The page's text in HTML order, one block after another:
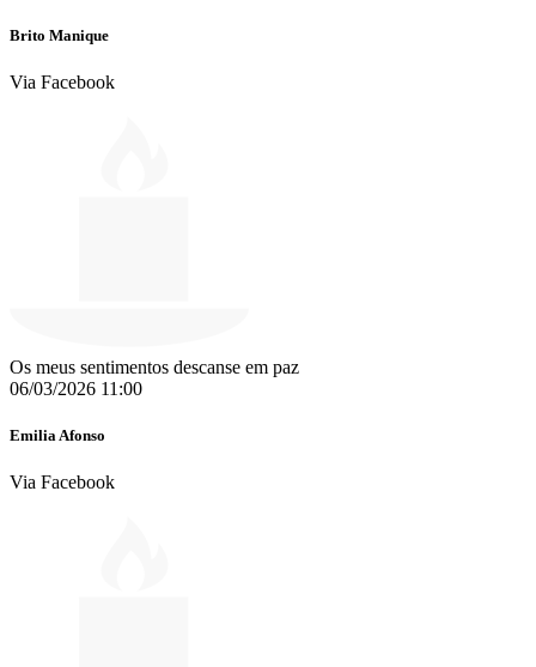
Brito Manique
Via Facebook
Os meus sentimentos descanse em paz
06/03/2026 11:00
Emilia Afonso
Via Facebook